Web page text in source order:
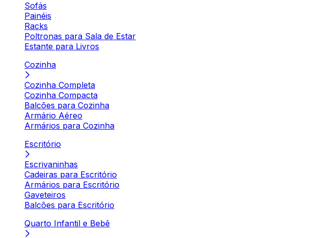
Sofás
Painéis
Racks
Poltronas para Sala de Estar
Estante para Livros
Cozinha
Cozinha Completa
Cozinha Compacta
Balcões para Cozinha
Armário Aéreo
Armários para Cozinha
Escritório
Escrivaninhas
Cadeiras para Escritório
Armários para Escritório
Gaveteiros
Balcões para Escritório
Quarto Infantil e Bebê